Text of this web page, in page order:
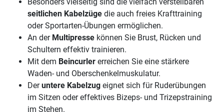
seitlichen Kabelzüge die auch freies Krafttraining
oder Sportarten-Übungen ermöglichen.
An der Multipresse können Sie Brust, Rücken und
Schultern effektiv trainieren.
Mit dem Beincurler erreichen Sie eine stärkere
Waden- und Oberschenkelmuskulatur.
Deruntere Kabelzug eignet sich für Ruderübungen
im Sitzen oder effektives Bizeps- und Trizepstraining
im Stehen.